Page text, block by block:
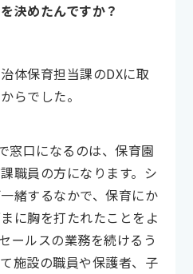
決めたんですか？
体保育担当課のDXに取
らでした。
窓口になるのは、保育園
職員の方になります。シ
緒するなかで、保育にか
に胸を打たれたことをよ
ールスの業務を続けるう
施設の職員や保護者、子